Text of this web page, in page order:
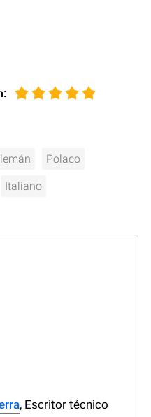
:
Polaco
Italiano
, Escritor técnico